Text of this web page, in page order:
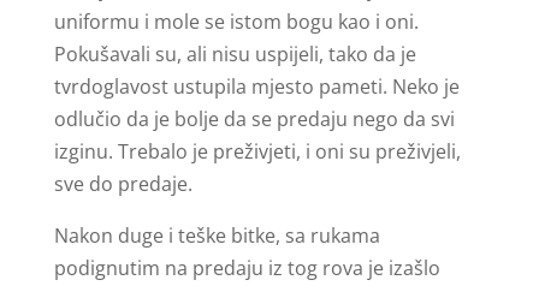
uniformu i mole se istom bogu kao i oni.
Pokušavali su, ali nisu uspijeli, tako da je
tvrdoglavost ustupila mjesto pameti. Neko je
odlučio da je bolje da se predaju nego da svi
izginu. Trebalo je preživjeti, i oni su preživjeli,
sve do predaje.
Nakon duge i teške bitke, sa rukama
podignutim na predaju iz tog rova je izašlo